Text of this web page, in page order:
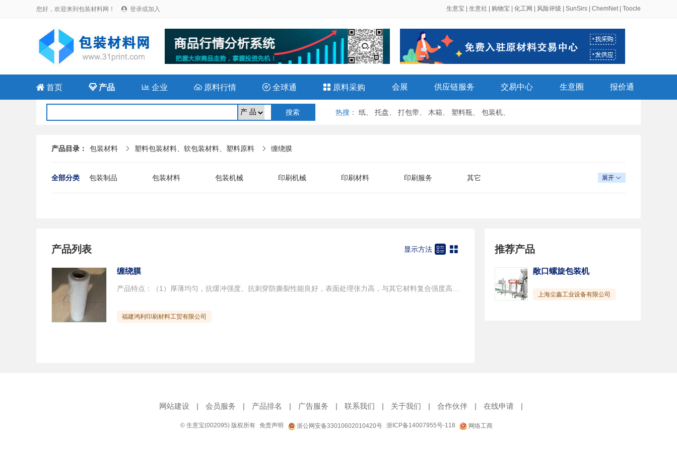
您好，欢迎来到包装材料网！  登录或加入 生意宝 生意社 购物宝 化工网 风险评级 SunSirs ChemNet| Toocle
 首页 产品 企业 原料行情  全球通  原料采购 会展 供应链服务 交易中心 生意圈 报价通
热搜 ： 纸 托盘 打包带 木箱 塑料瓶 包装机
产品目录： 包装材料  塑料包装材料、软包装材料、塑料原料  缠绕膜
全部分类 包装制品 包装材料 包装机械 印刷机械 印刷材料 印刷服务 其它 展开 
产品列表 显示方法  
缠绕膜
福建鸿利印刷材料工贸有限公司
推荐产品
敞口螺旋包装机
上海尘鑫工业设备有限公司
网站建设 | 会员服务 | 产品排名 | 广告服务 | 联系我们 | 关于我们 | 合作伙伴 | 在线申请 |
© 生意宝(002095) 版权所有 免责声明 浙公网安备33010602010420号 浙ICP备14007955号-118 网络工商